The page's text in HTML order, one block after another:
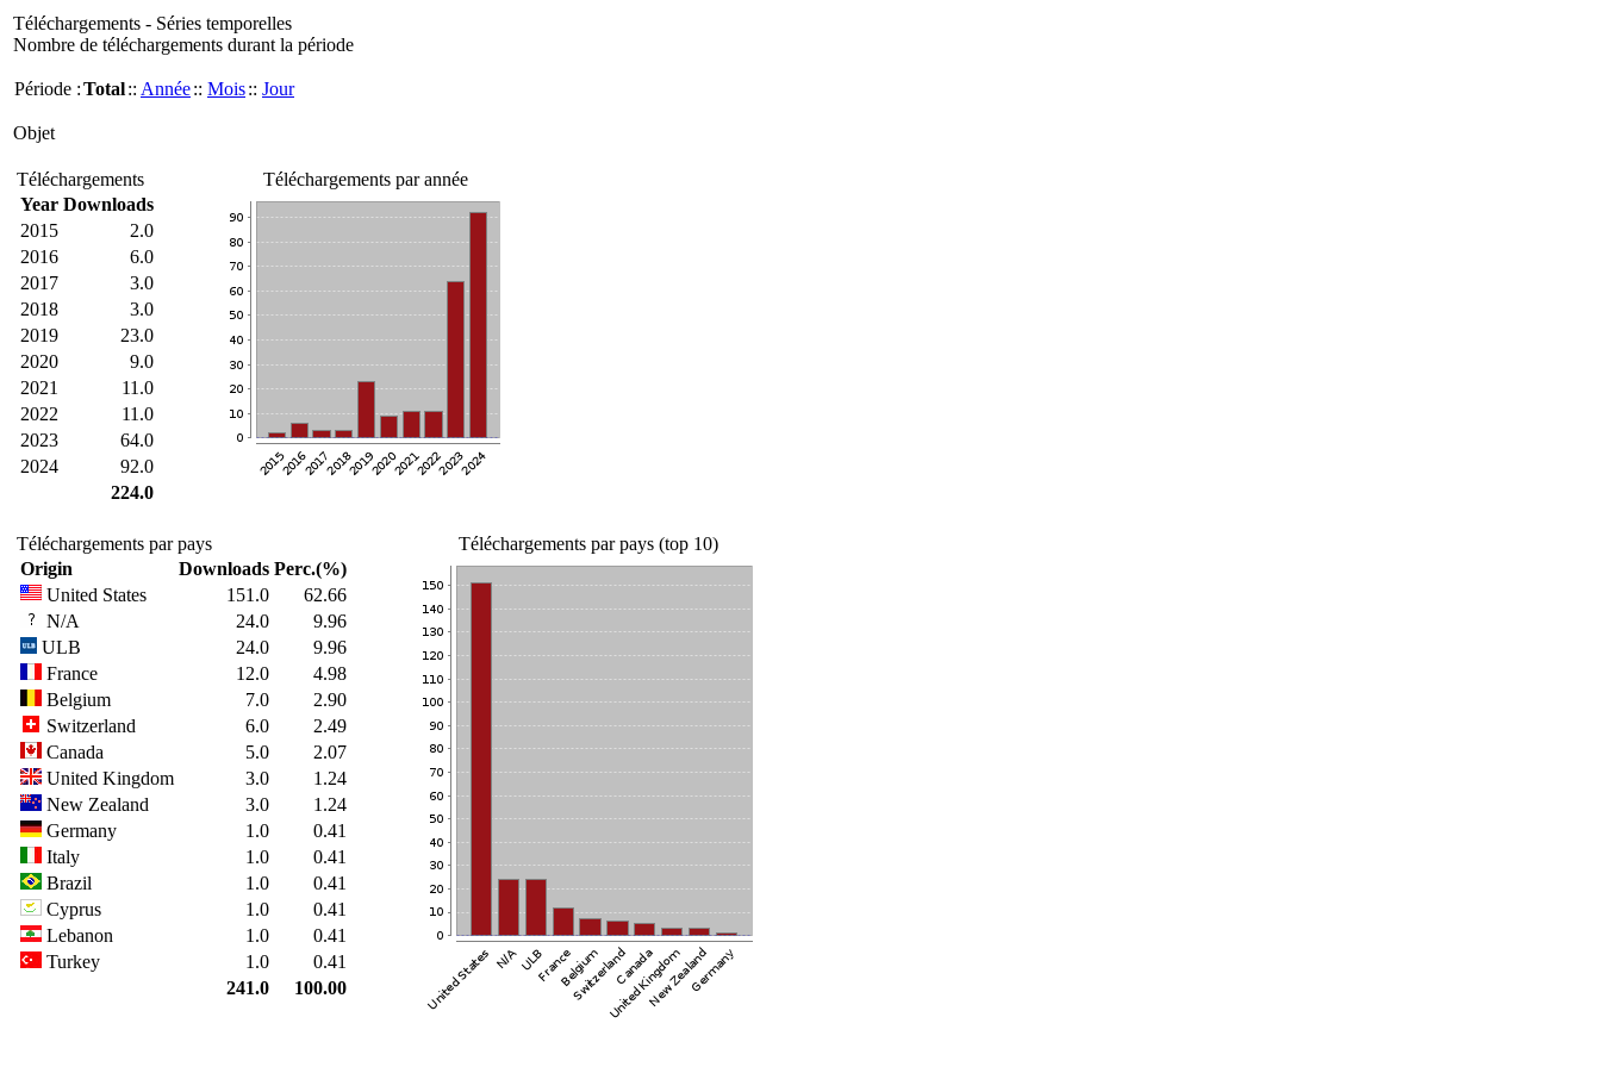
Téléchargements - Séries temporelles
Nombre de téléchargements durant la période
Période :Total:: Année:: Mois:: Jour
Objet
Téléchargements
Year Downloads
2015
2.0
2016
6.0
2017
3.0
2018
3.0
2019
23.0
2020
9.0
2021
11.0
2022
11.0
2023
64.0
2024
92.0
224.0
Téléchargements par année
Téléchargements par pays
Origin
Downloads Perc.(%)
United States
151.0
62.66
N/A
24.0
9.96
ULB
24.0
9.96
France
12.0
4.98
Belgium
7.0
2.90
Switzerland
6.0
2.49
Canada
5.0
2.07
United Kingdom
3.0
1.24
New Zealand
3.0
1.24
Germany
1.0
0.41
Italy
1.0
0.41
Brazil
1.0
0.41
Cyprus
1.0
0.41
Lebanon
1.0
0.41
Turkey
1.0
0.41
241.0
100.00
Téléchargements par pays (top 10)